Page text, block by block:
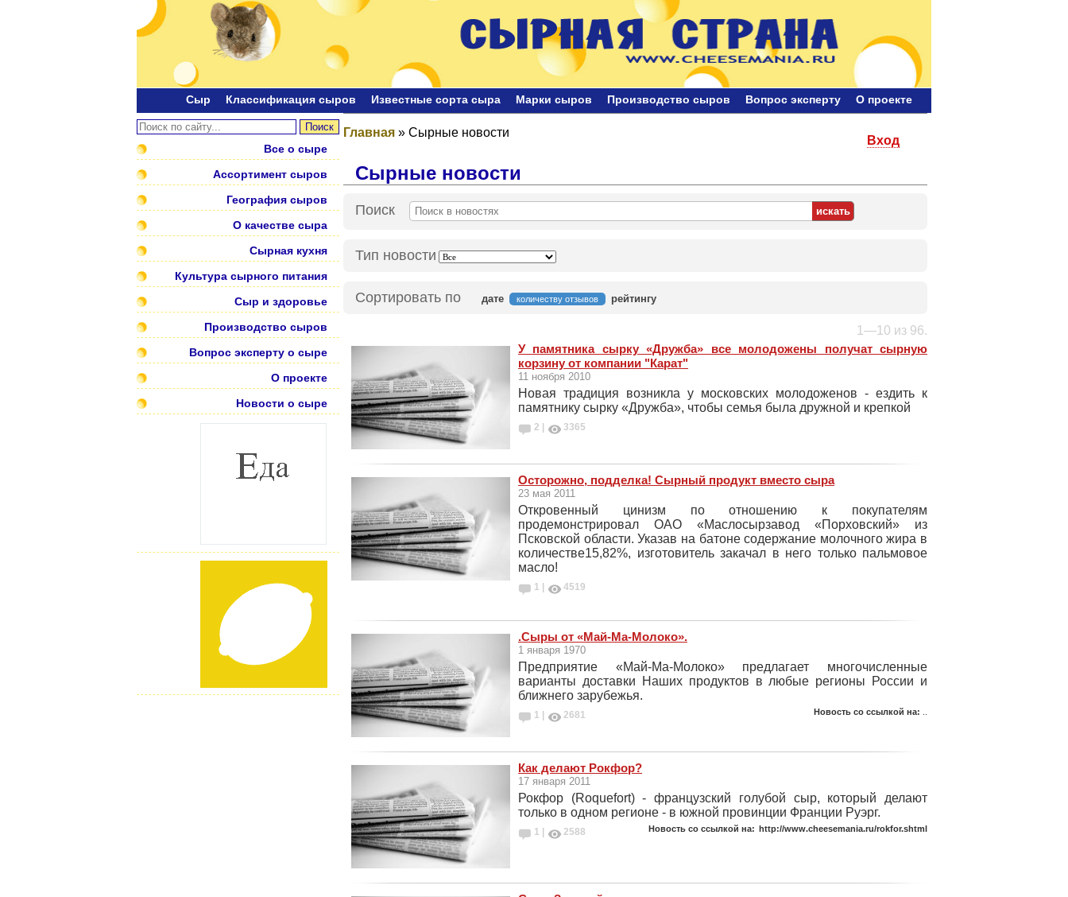
Сыр Классификация сыров Известные сорта сыра Марки сыров Производство сыров Bопрос эксперту О проекте
Все о сыре
Ассортимент сыров
География сыров
О качестве сыра
Сырная кухня
Культура сырного питания
Сыр и здоровье
Производство сыров
Вопрос эксперту о сыре
О проекте
Новости о сыре
Главная » Сырные новости
Вход
Сырные новости
Поиск
Тип новости
Сортировать по дате количеству отзывов рейтингу
1—10 из 96.
У памятника сырку «Дружба» все молодожены получат сырную
корзину от компании "Карат"
11 ноября 2010
Новая традиция возникла у московских молодоженов - ездить к
памятнику сырку «Дружба», чтобы семья была дружной и крепкой
2 | 3365
Осторожно, подделка! Сырный продукт вместо сыра
23 мая 2011
Откровенный цинизм по отношению к покупателям
продемонстрировал ОАО «Маслосырзавод «Порховский» из
Псковской области. Указав на батоне содержание молочного жира в
количестве15,82%, изготовитель закачал в него только пальмовое
масло!
1 | 4519
.Сыры от «Май-Ма-Молоко».
1 января 1970
Предприятие «Май-Ма-Молоко» предлагает многочисленные
варианты доставки Наших продуктов в любые регионы России и
ближнего зарубежья.
1 | 2681 Новость со ссылкой на:
Как делают Рокфор?
17 января 2011
Рокфор (Roquefort) - французский голубой сыр, который делают
только в одном регионе - в южной провинции Франции Руэрг.
1 | 2588 Новость со ссылкой на: http://www.cheesemania.ru/rokfor.shtml